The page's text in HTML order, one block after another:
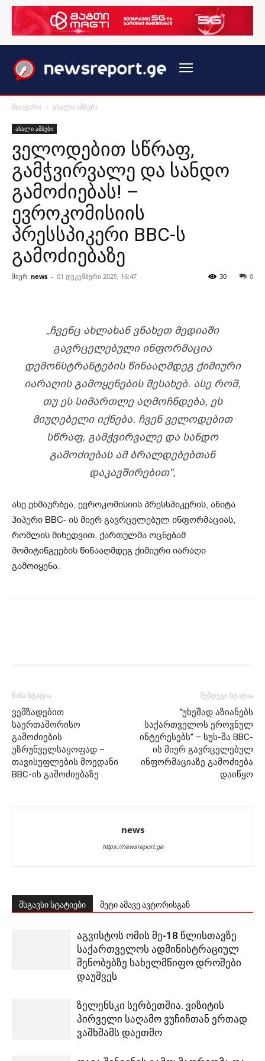
მთავარი ახალი ამბები
ახალი ამბები
ველოდებით სწრაფ,
გამჭვირვალე და სანდო
გამოძიებას! –
ევროკომისიის
პრესსპიკერი BBC-ს
გამოძიებაზე
მიერ news - 01 დეკემბერი 2025, 16:47 0
30
„ᲩᲕᲔᲜᲪ ᲐᲮᲚᲐᲮᲐᲜ ᲕᲜᲐᲮᲔᲗ ᲛᲔᲓᲘᲐᲨᲘ
ᲒᲐᲕᲠᲪᲔᲚᲔᲑᲣᲚᲘ ᲘᲜᲤᲝᲠᲛᲐᲪᲘᲐ
ᲓᲔᲛᲝᲜᲡᲢᲠᲐᲜᲢᲔᲑᲘᲡ ᲬᲘᲜᲐᲐᲦᲛᲓᲔᲒ ᲥᲘᲛᲘᲣᲠᲘ
ᲘᲐᲠᲐᲦᲘᲡ ᲒᲐᲛᲝᲧᲔᲜᲔᲑᲘᲡ ᲨᲔᲡᲐᲮᲔᲑ. ᲐᲡᲔ ᲠᲝᲛ,
ᲗᲣ ᲔᲡ ᲡᲘᲛᲐᲠᲗᲚᲔ ᲐᲦᲛᲝᲩᲜᲓᲔᲑᲐ, ᲔᲡ
ᲛᲘᲣᲦᲔᲑᲔᲚᲘ ᲘᲥᲜᲔᲑᲐ. ᲩᲕᲔᲜ ᲕᲔᲚᲝᲓᲔᲑᲘᲗ
ᲡᲬᲠᲐᲤ, ᲒᲐᲛᲭᲕᲘᲠᲕᲐᲚᲔ ᲓᲐ ᲡᲐᲜᲓᲝ
ᲒᲐᲛᲝᲫᲘᲔᲑᲐᲡ ᲐᲛ ᲑᲠᲐᲚᲓᲔᲑᲔᲑᲗᲐᲜ
ᲓᲐᲙᲐᲕᲨᲘᲠᲔᲑᲘᲗ“,
ასე ეხმაურბეა, ევროკომისიის პრესსპიკერის, ანიტა
ჰიპერი BBC- ის მიერ გავრცელებულ ინფორმაციას,
რომლის მიხედვით, ქართულმა ოცნებამ
მომიტინგეების წინააღმდეგ ქიმიური იარაღი
გამოიყენა.
წინა სტატია
ვემზადებით
საერთაშორისო
გამოძიების
უზრუნველსაყოფად –
თავისუფლების მოედანი
BBC-ის გამოძიებაზე
შემდეგი სტატია
“უხეშად აზიანებს
საქართველოს ეროვნულ
ინტერესებს” – სუს-მა BBC-
ის მიერ გავრცელებულ
ინფორმაციაზე გამოძიება
დაიწყო
news
https://newsreport.ge
მსგავსი სტატიები მეტი ამავე ავტორისგან
აგვისტოს ომის მე-18 წლისთავზე
საქართველოს ადმინისტრაციულ
შენობებზე სახელმწიფო დროშები
დაუშვეს
ზელენსკი სერბეთშია. ვიზიტის
პირველი საღამო ვუჩიჩთან ერთად
ვაშხშამს დაეთმო